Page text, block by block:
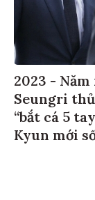
2023 -
Seungri
“bắt cá 5
Kyun mới